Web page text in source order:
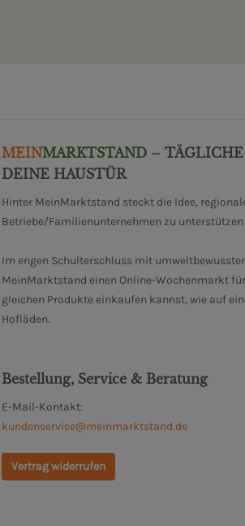
MEINMARKTSTAND –
DEINE HAUSTÜR
Hinter MeinMarktstand steckt die Idee,
Betriebe/Familienunternehmen zu
Im engen Schulterschluss mit
MeinMarktstand einen Online-Wochenmarkt
gleichen Produkte einkaufen kannst, wie auf
Hofläden.
Bestellung, Service & Beratung
E-Mail-Kontakt:
kundenservice@meinmarktstand.de
Vertrag widerrufen